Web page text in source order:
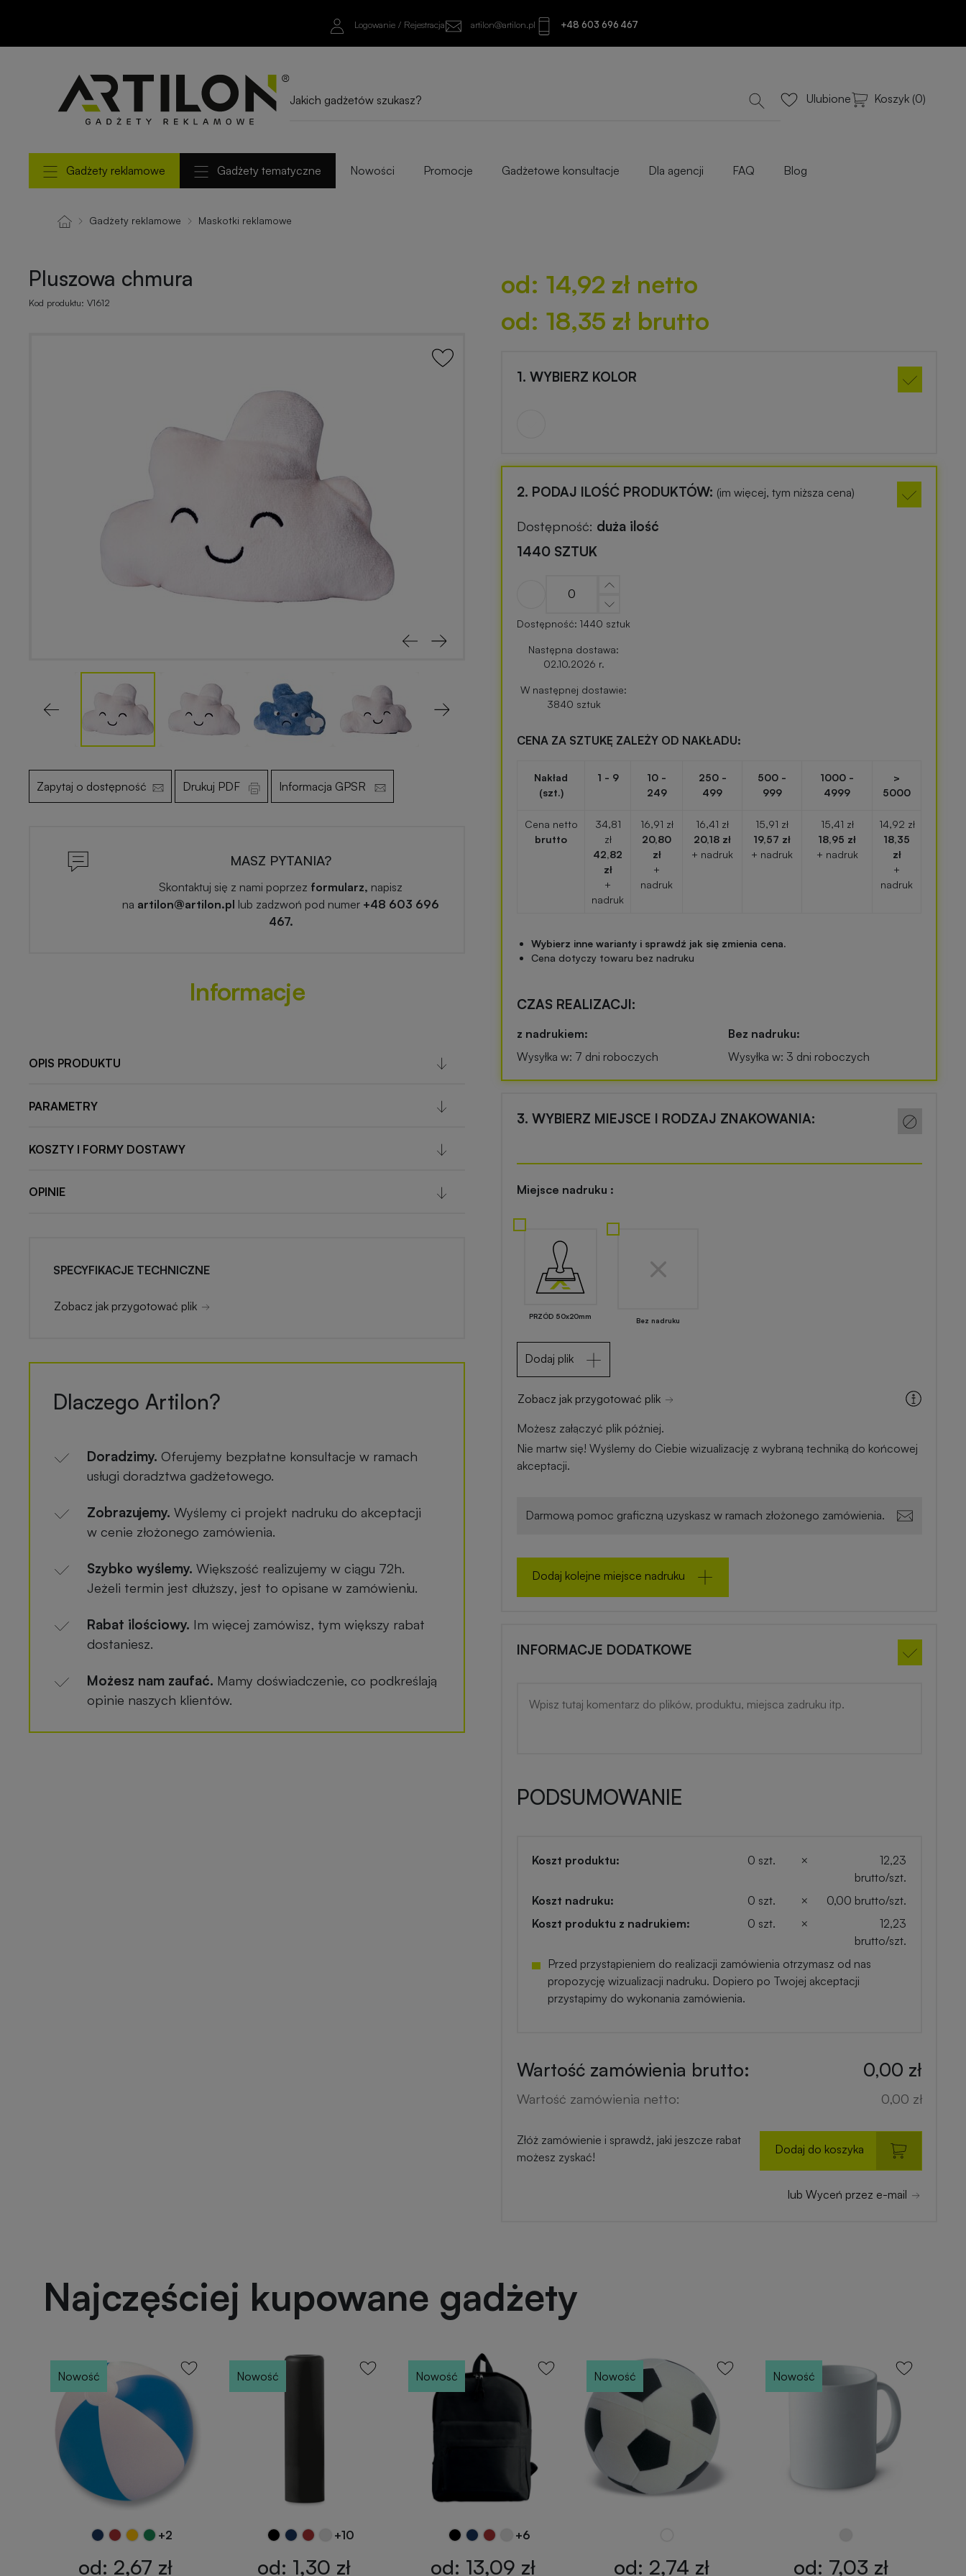
Pluszowa chmura
od: 14,92 zł netto
Logowanie / Rejestracja artilon@artilon.pl +48 603 696 467
Ulubione Koszyk (0)
Gadżety reklamowe Gadżety tematyczne Nowości Promocje Gadżetowe konsultacje Dla agencji FAQ Blog
Gadżety reklamowe Maskotki reklamowe
Pluszowa chmura
Kod produktu: V1612
Next
Zapytaj o dostępność Drukuj PDF Informacja GPSR
MASZ PYTANIA?
Skontaktuj się z nami poprzez formularz, napisz
na artilon@artilon.pl lub zadzwoń pod numer +48 603 696
467.
Informacje
OPIS PRODUKTU
PARAMETRY
KOSZTY I FORMY DOSTAWY
OPINIE
SPECYFIKACJE TECHNICZNE
Zobacz jak przygotować plik
Dlaczego Artilon?
Doradzimy. Oferujemy bezpłatne konsultacje w ramach
usługi doradztwa gadżetowego.
Zobrazujemy. Wyślemy ci projekt nadruku do akceptacji
w cenie złożonego zamówienia.
Szybko wyślemy. Większość realizujemy w ciągu 72h.
Jeżeli termin jest dłuższy, jest to opisane w zamówieniu.
Rabat ilościowy. Im więcej zamówisz, tym większy rabat
dostaniesz.
Możesz nam zaufać. Mamy doświadczenie, co podkreślają
opinie naszych klientów.
od: 14,92 zł netto
od: 18,35 zł brutto
1. WYBIERZ KOLOR
2. PODAJ ILOŚĆ PRODUKTÓW: (im więcej, tym niższa cena)
Dostępność: duża ilość
1440 SZTUK
Dostępność: 1440 sztuk
Następna dostawa:
02.10.2026 r.
W następnej dostawie:
3840 sztuk
CENA ZA SZTUKĘ ZALEŻY OD NAKŁADU:
Nakład
(szt.)
1 - 9
10 -
249
250 -
499
500 -
999
1000 -
4999
>
5000
Cena netto
brutto
34,81
zł
42,82
zł
+
nadruk
16,91 zł
20,80
zł
+
nadruk
16,41 zł
20,18 zł
+ nadruk
15,91 zł
19,57 zł
+ nadruk
15,41 zł
18,95 zł
+ nadruk
14,92 zł
18,35
zł
+
nadruk
Wybierz inne warianty i sprawdź jak się zmienia cena.
Cena dotyczy towaru bez nadruku
CZAS REALIZACJI:
z nadrukiem:
Wysyłka w: 7 dni roboczych
Bez nadruku:
Wysyłka w: 3 dni roboczych
3. WYBIERZ MIEJSCE I RODZAJ ZNAKOWANIA:
Miejsce nadruku :
PRZÓD 50x20mm Bez nadruku
Dodaj plik
Zobacz jak przygotować plik
Możesz załączyć plik później.
Nie martw się! Wyślemy do Ciebie wizualizację z wybraną techniką do końcowej
akceptacji.
Darmową pomoc graficzną uzyskasz w ramach złożonego zamówienia.
Dodaj kolejne miejsce nadruku
INFORMACJE DODATKOWE
PODSUMOWANIE
Koszt produktu: 0 szt. ×
12,23
brutto/szt.
Koszt nadruku:
0 szt. ×
0,00 brutto/szt.
Koszt produktu z nadrukiem:
0 szt. ×
12,23
brutto/szt.
Przed przystąpieniem do realizacji zamówienia otrzymasz od nas
propozycję wizualizacji nadruku. Dopiero po Twojej akceptacji
przystąpimy do wykonania zamówienia.
Wartość zamówienia brutto: 0,00 zł
Wartość zamówienia netto: 0,00 zł
Złóż zamówienie i sprawdź, jaki jeszcze rabat
możesz zyskać!
Dodaj do koszyka
lub Wyceń przez e-mail
Najczęściej kupowane gadżety
Nowość
+2
od: 2,67 zł
Nowość
+10
od: 1,30 zł
Nowość
+6
od: 13,09 zł
Nowość
od: 2,74 zł
Nowość
od: 7,03 zł